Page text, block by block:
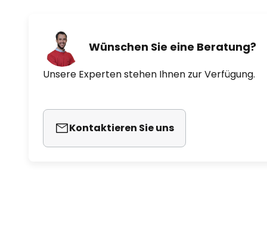
Wünschen Sie eine Beratung?
Unsere Experten stehen Ihnen zur Verfügung.
Kontaktieren Sie uns